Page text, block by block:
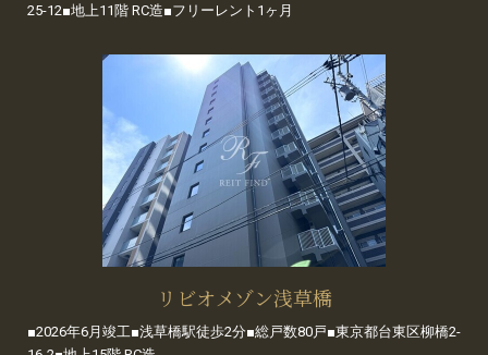
25-12■地上11階 RC造■フリーレント1ヶ月
リビオメゾン浅草橋
■2026年6月竣工■浅草橋駅徒歩2分■総戸数80戸■東京都台東区柳橋2-